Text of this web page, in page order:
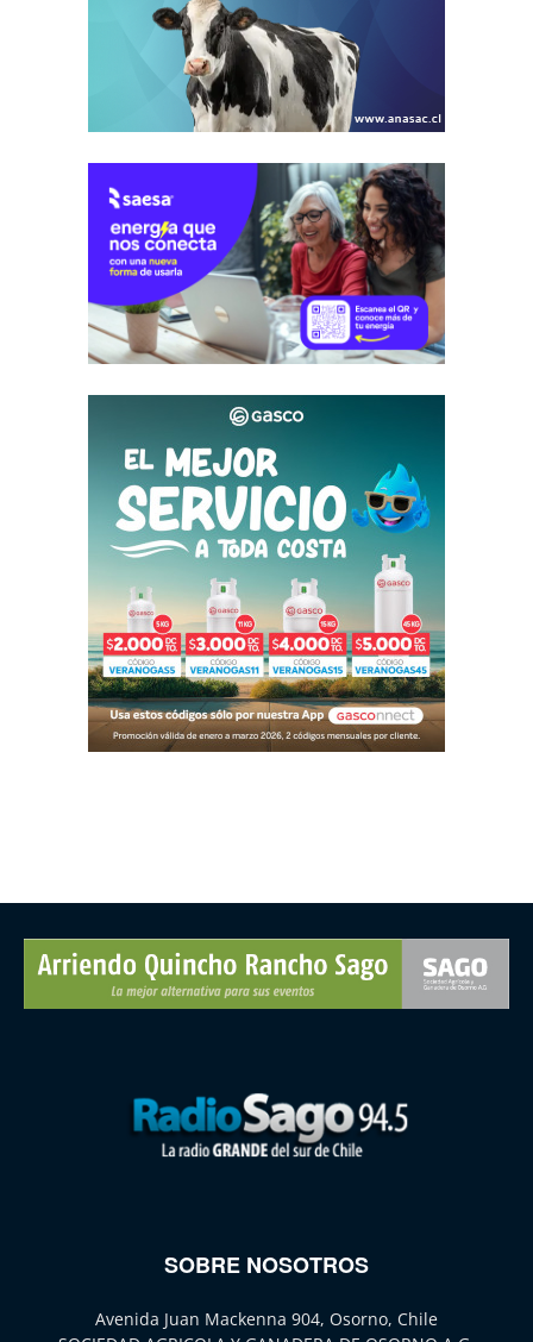
SOBRE NOSOTROS
Avenida Juan Mackenna 904, Osorno, Chile